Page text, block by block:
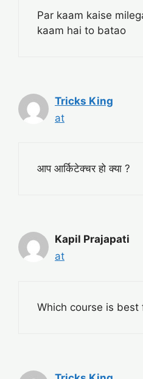
Par kaam kaise
kaam hai to batao
Tricks King
at
आप आर्किटेक्चर हो क्या ?
Kapil Prajapati
at
Which course is best